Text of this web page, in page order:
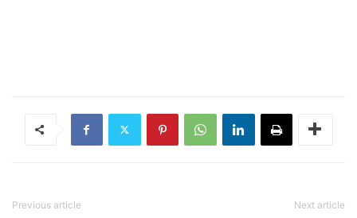
Previous article Next article